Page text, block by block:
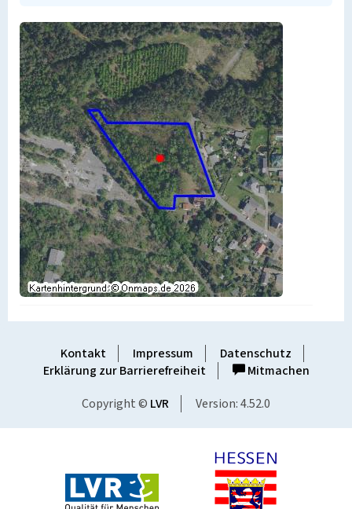
Kontakt Impressum
Datenschutz
Erklärung zur Barrierefreiheit
Mitmachen
Copyright © LVR Version: 4.52.0